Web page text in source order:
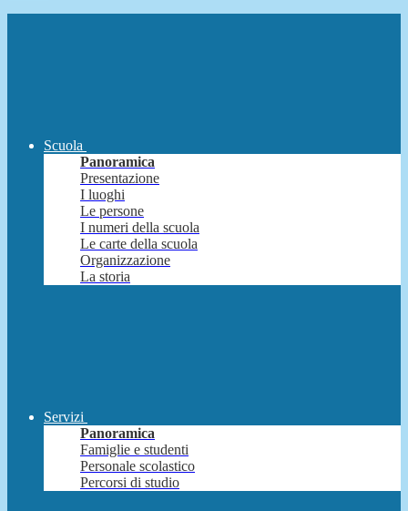
Scuola
Panoramica
Presentazione
I luoghi
Le persone
I numeri della scuola
Le carte della scuola
Organizzazione
La storia
Servizi
Panoramica
Famiglie e studenti
Personale scolastico
Percorsi di studio